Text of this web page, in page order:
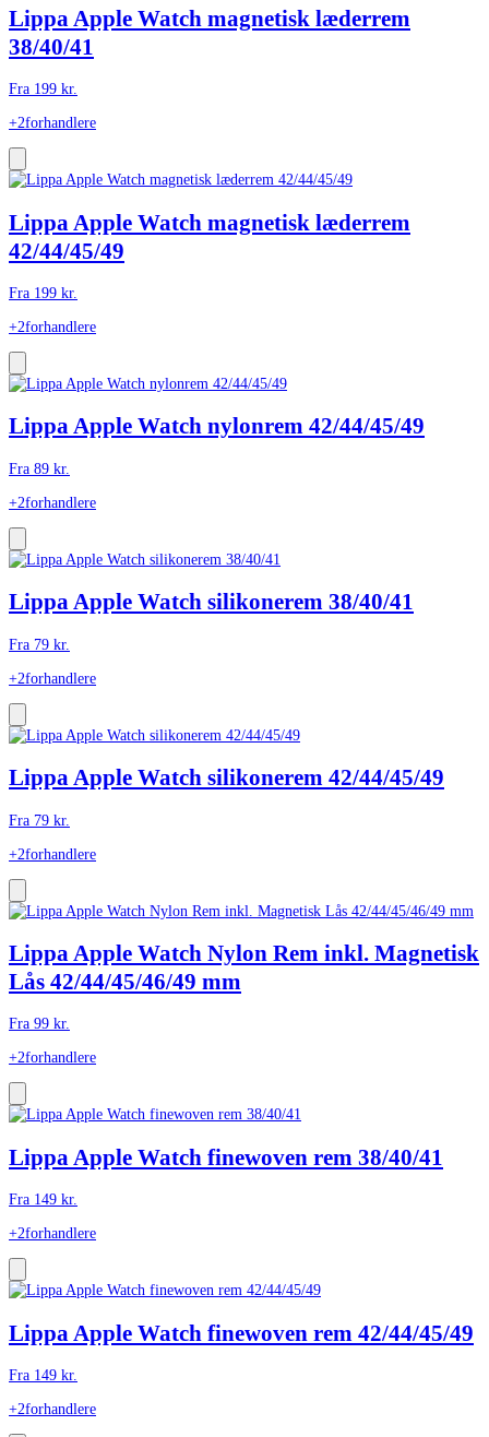
Lippa Apple Watch magnetisk læderrem
38/40/41
Fra 199 kr.
+2forhandlere
Lippa Apple Watch magnetisk læderrem
42/44/45/49
Fra 199 kr.
+2forhandlere
Lippa Apple Watch nylonrem 42/44/45/49
Fra 89 kr.
+2forhandlere
Lippa Apple Watch silikonerem 38/40/41
Fra 79 kr.
+2forhandlere
Lippa Apple Watch silikonerem 42/44/45/49
Fra 79 kr.
+2forhandlere
Lippa Apple Watch Nylon Rem inkl. Magnetisk
Lås 42/44/45/46/49 mm
Fra 99 kr.
+2forhandlere
Lippa Apple Watch finewoven rem 38/40/41
Fra 149 kr.
+2forhandlere
Lippa Apple Watch finewoven rem 42/44/45/49
Fra 149 kr.
+2forhandlere